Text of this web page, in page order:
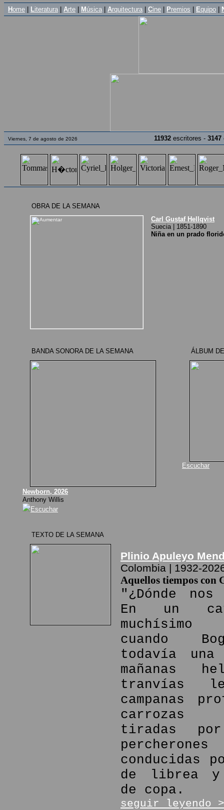
Home Literatura Arte M úsica Arquitectura Cine Premios Equipo
Viernes, 7 de agosto de 2026 11932 escritores - 3147
OBRA DE LA SEMANA
Carl Gustaf Hellqvist
Suecia | 1851-1890
Niña en un prado
BANDA SONORA DE LA SEMANA
Newborn, 2026
Anthony Willis
Escuchar
ÁLBUM
Escuchar
TEXTO DE LA SEMANA
Plinio Apuleyo
Colombia | 1932-
Aquellos tiempos con
"¿Dónde nos
En un
cuando
todavía una
mañanas
tranvías
campanas
carrozas
tiradas
conducidas
de librea y
de copa.
seguir leyendo